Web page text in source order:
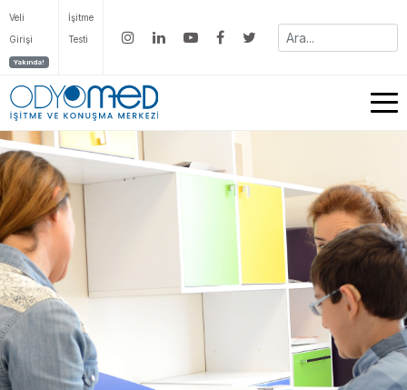
Veli
Girişi
Yakında!
İşitme
Testi